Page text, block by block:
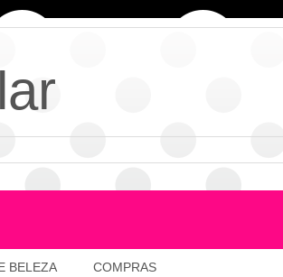
BELEZA COMPRAS